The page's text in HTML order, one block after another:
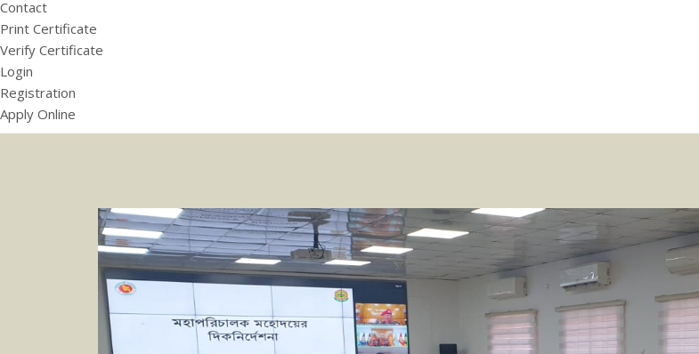
Contact
Print Certificate
Verify Certificate
Login
Registration
Apply Online
ফায়ার